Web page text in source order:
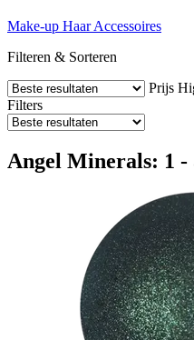
Make-up Haar Accessoires
Filteren & Sorteren
Prijs
Filters
Angel Minerals: 1 -